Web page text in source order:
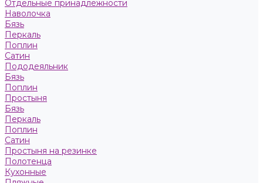
Отдельные принадлежности
Наволочка
Бязь
Перкаль
Поплин
Сатин
Пододеяльник
Бязь
Поплин
Простыня
Бязь
Перкаль
Поплин
Сатин
Простыня на резинке
Полотенца
Кухонные